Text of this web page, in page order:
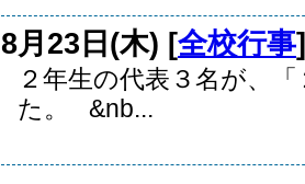
8月23日(木) [全校行事
２年生の代表３名が、
た。 &nb...